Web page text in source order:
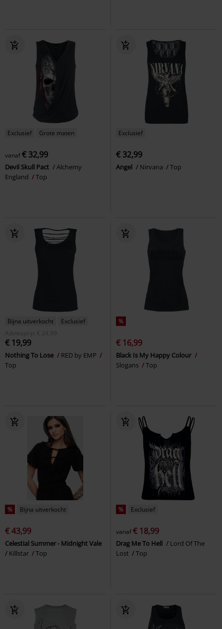
Exclusief Grote maten
vanaf€ 32,99
Devil Skull Pact
Alchemy
England
Top
Exclusief
€ 32,99
Angel Nirvana Top
Bijna uitverkocht
Exclusief
Adviesprijs
€ 24,99
€ 19,99
Nothing To Lose
RED by EMP
Top
%
€ 16,99
Black Is My Happy Colour
Slogans
Top
% Bijna uitverkocht
€ 43,99
Celestial Summer - Midnight Vale
Killstar
Top
% Exclusief
vanaf€ 18,99
Drag Me To Hell
Lord Of The
Lost
Top